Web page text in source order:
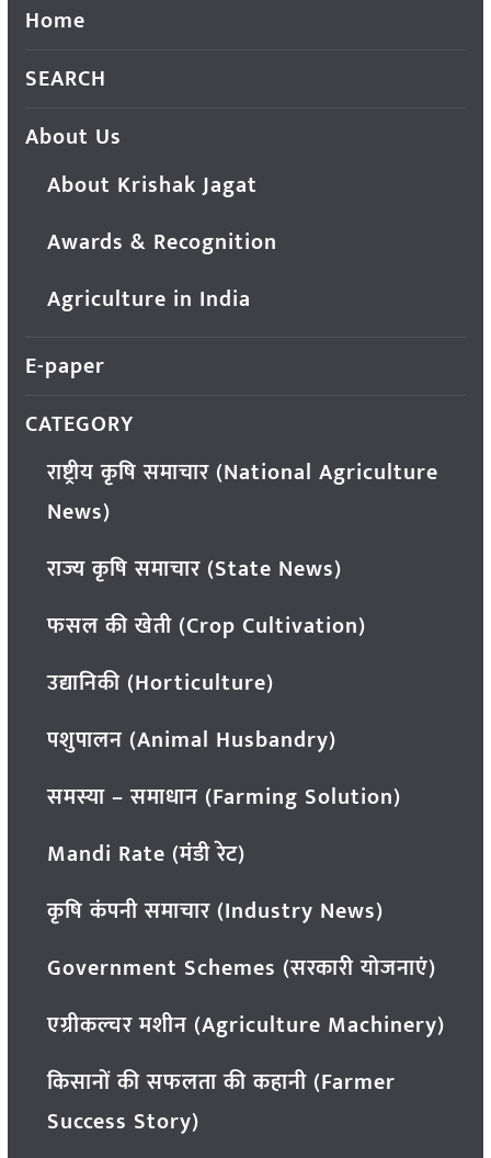
Home
SEARCH
About Us
About Krishak Jagat
Awards & Recognition
Agriculture in India
E-paper
CATEGORY
राष्ट्रीय कृषि समाचार (National Agriculture
News)
राज्य कृषि समाचार (State News)
फसल की खेती (Crop Cultivation)
उद्यानिकी (Horticulture)
पशुपालन (Animal Husbandry)
समस्या – समाधान (Farming Solution)
Mandi Rate (मंडी रेट)
कृषि कंपनी समाचार (Industry News)
Government Schemes (सरकारी योजनाएं)
एग्रीकल्चर मशीन (Agriculture Machinery)
किसानों की सफलता की कहानी (Farmer
Success Story)